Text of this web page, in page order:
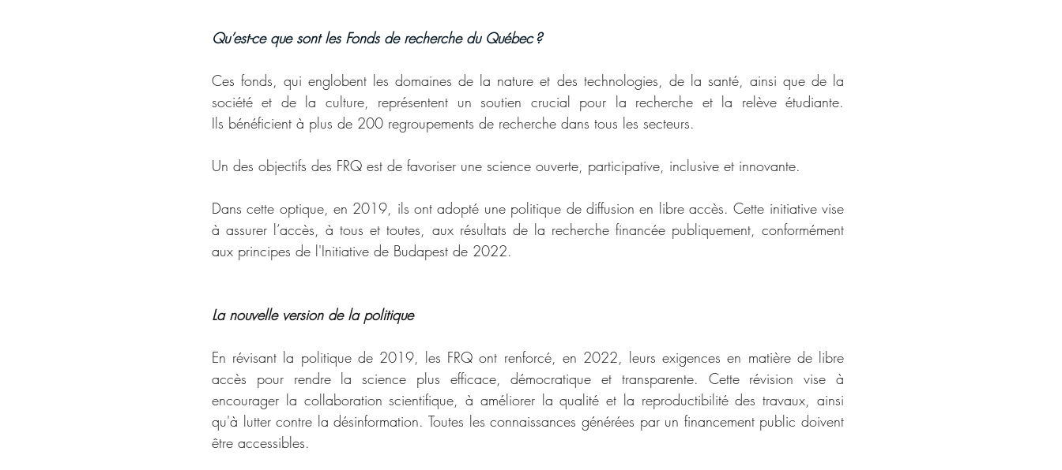
Qu’est-ce que sont les Fonds de recherche du Québec ?
Ces fonds, qui englobent les domaines de la nature et des technologies, de la santé, ainsi que de la
société et de la culture, représentent un soutien crucial pour la recherche et la relève étudiante.
Ils bénéficient à plus de 200 regroupements de recherche dans tous les secteurs.
Un des objectifs des FRQ est de favoriser une science ouverte, participative, inclusive et innovante.
Dans cette optique, en 2019, ils ont adopté une politique de diffusion en libre accès. Cette initiative vise
à assurer l’accès, à tous et toutes, aux résultats de la recherche financée publiquement, conformément
aux principes de l'Initiative de Budapest de 2022.
La nouvelle version de la politique
En révisant la politique de 2019, les FRQ ont renforcé, en 2022, leurs exigences en matière de libre
accès pour rendre la science plus efficace, démocratique et transparente. Cette révision vise à
encourager la collaboration scientifique, à améliorer la qualité et la reproductibilité des travaux, ainsi
qu'à lutter contre la désinformation. Toutes les connaissances générées par un financement public doivent
être accessibles.